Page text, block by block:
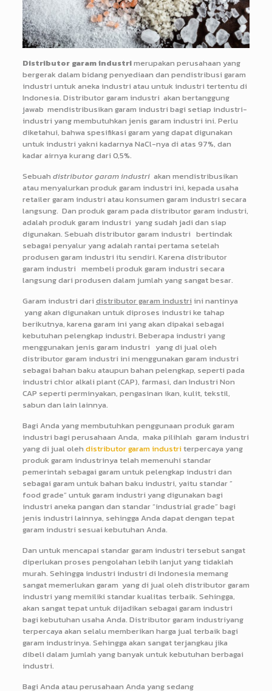
Distributor garam industrimerupakan perusahaan yang
bergerak dalam bidang penyediaan dan pendistribusi garam
industri untuk aneka industri atau untuk industri tertentu di
Indonesia. Distributor garam industri akan bertanggung
jawab mendistribusikan garam industri bagi setiap industri-
industri yang membutuhkan jenis garam industri ini. Perlu
diketahui, bahwa spesifikasi garam yang dapat digunakan
untuk industri yakni kadarnya NaCl-nya di atas 97%, dan
kadar airnya kurang dari 0,5%.
Sebuah distributor garam industriakan mendistribusikan
atau menyalurkan produk garam industri ini, kepada usaha
retailer garam industri atau konsumen garam industri secara
langsung. Dan produk garam pada distributor garam industri,
adalah produk garam industri yang sudah jadi dan siap
digunakan. Sebuah distributor garam industri bertindak
sebagai penyalur yang adalah rantai pertama setelah
produsen garam industri itu sendiri. Karena distributor
garam industri membeli produk garam industri secara
langsung dari produsen dalam jumlah yang sangat besar.
Garam industri dari distributor garam industri ini nantinya
yang akan digunakan untuk diproses industri ke tahap
berikutnya, karena garam ini yang akan dipakai sebagai
kebutuhan pelengkap industri. Beberapa industri yang
menggunakan jenis garam industri yang di jual oleh
distributor garam industri ini menggunakan garam industri
sebagai bahan baku ataupun bahan pelengkap, seperti pada
industri chlor alkali plant (CAP), farmasi, dan Industri Non
CAP seperti perminyakan, pengasinan ikan, kulit, tekstil,
sabun dan lain lainnya.
Bagi Anda yang membutuhkan penggunaan produk garam
industri bagi perusahaan Anda, maka pilihlah garam industri
yang di jual oleh distributor garam industriterpercaya yang
produk garam industrinya telah memenuhi standar
pemerintah sebagai garam untuk pelengkap industri dan
sebagai garam untuk bahan baku industri, yaitu standar ”
food grade” untuk garam industri yang digunakan bagi
industri aneka pangan dan standar “industrial grade” bagi
jenis industri lainnya, sehingga Anda dapat dengan tepat
garam industri sesuai kebutuhan Anda.
Dan untuk mencapai standar garam industri tersebut sangat
diperlukan proses pengolahan lebih lanjut yang tidaklah
murah. Sehingga industri industri di Indonesia memang
sangat memerlukan garam yang di jual oleh distributor garam
industri yang memiliki standar kualitas terbaik. Sehingga,
akan sangat tepat untuk dijadikan sebagai garam industri
bagi kebutuhan usaha Anda. Distributor garam industriyang
terpercaya akan selalu memberikan harga jual terbaik bagi
garam industrinya. Sehingga akan sangat terjangkau jika
dibeli dalam jumlah yang banyak untuk kebutuhan berbagai
industri.
Bagi Anda atau perusahaan Anda yang sedang